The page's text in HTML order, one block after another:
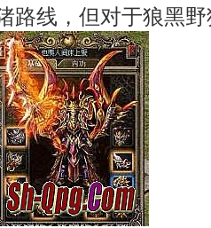
路线，但对于狼黑